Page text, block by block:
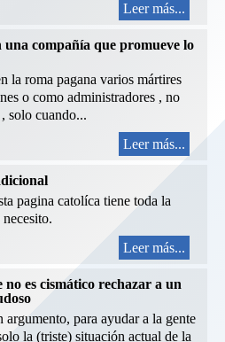
Leer más...
compañía que promueve lo
la roma pagana varios mártires
o como administradores , no
solo cuando...
Leer más...
pagina catolíca tiene toda la
Leer más...
es cismático rechazar a un
para ayudar a la gente
la (triste) situación actual de la